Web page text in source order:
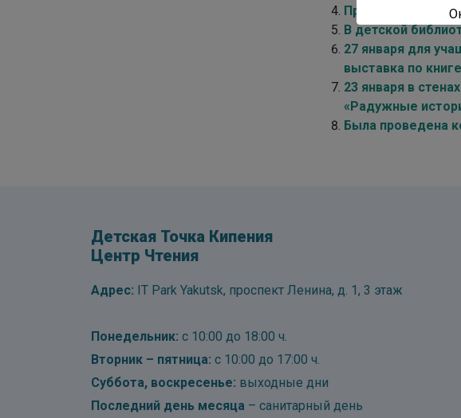
Проведен
В детской
27 января для
выставка по
23 января в
«Радужные
Была проведена
Детская Точка Кипения
Центр Чтения
Адрес: IT Park Yakutsk, проспект Ленина, д. 1, 3 этаж
Понедельник: с 10:00 до 18:00 ч.
Вторник – пятница: с 10:00 до 17:00 ч.
Суббота, воскресенье: выходные дни
Последний день месяца – санитарный день